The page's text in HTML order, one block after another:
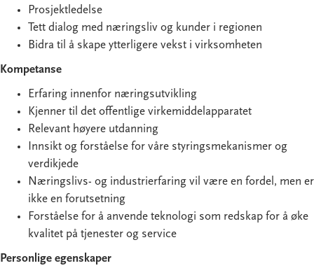
Prosjektledelse
Tett dialog med næringsliv og kunder i regionen
Bidra til å skape ytterligere vekst i virksomheten
Kompetanse
Erfaring innenfor næringsutvikling
Kjenner til det offentlige virkemiddelapparatet
Relevant høyere utdanning
Innsikt og forståelse for våre styringsmekanismer og
verdikjede
Næringslivs- og industrierfaring vil være en fordel, men er
ikke en forutsetning
Forståelse for å anvende teknologi som redskap for å øke
kvalitet på tjenester og service
Personlige egenskaper